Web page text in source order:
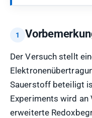
Der Versuch stellt
Sauerstoff beteiligt
Experiments wird an
erweiterte